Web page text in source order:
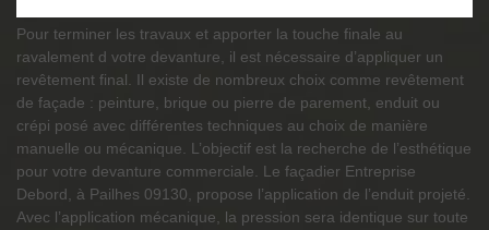
Pour terminer les travaux et apporter la touche finale au
ravalement d votre devanture, il est nécessaire d’appliquer un
revêtement final. Il existe de nombreux choix comme revêtement
de façade : peinture, brique ou pierre de parement, enduit ou
crépi posé avec différentes techniques au choix de manière
manuelle ou mécanique. L’objectif est la recherche de l’esthétique
pour votre devanture commerciale. Le façadier Entreprise
Debord, à Pailhes 09130, propose l’application de l’enduit projeté.
Avec l’application mécanique, la pression sera identique sur toute